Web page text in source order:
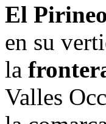
El
en su
la
Valles